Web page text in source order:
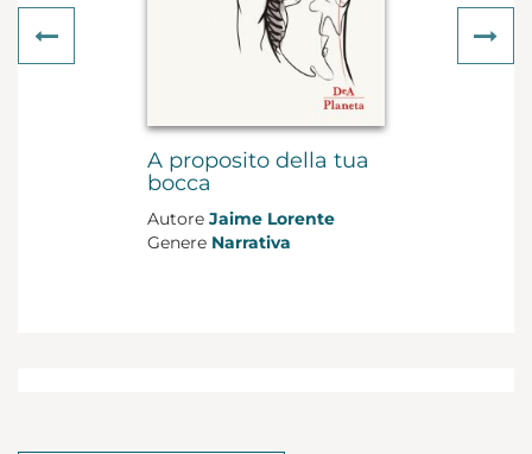
A proposito della tua
bocca
Autore Jaime Lorente
Genere Narrativa
Previous